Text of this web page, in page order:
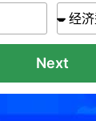
Next